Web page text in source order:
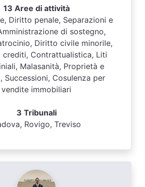
13 Aree di attività
Diritto penale, Separazioni e
di sostegno,
Diritto civile minorile,
crediti, Contrattualistica, Liti
Malasanità, Proprietà e
Successioni, Cosulenza per
vendite immobiliari
3 Tribunali
Rovigo, Treviso